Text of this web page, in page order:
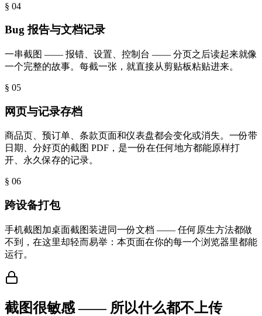
§ 04
Bug 报告与文档记录
一串截图 —— 报错、设置、控制台 —— 分页之后读起来就像
一个完整的故事。每截一张，就直接从剪贴板粘贴进来。
§ 05
网页与记录存档
商品页、预订单、条款页面和仪表盘都会变化或消失。一份带
日期、分好页的截图 PDF，是一份在任何地方都能原样打
开、永久保存的记录。
§ 06
跨设备打包
手机截图加桌面截图装进同一份文档 —— 任何原生方法都做
不到，在这里却轻而易举：本页面在你的每一个浏览器里都能
运行。
截图很敏感 —— 所以什么都不上传